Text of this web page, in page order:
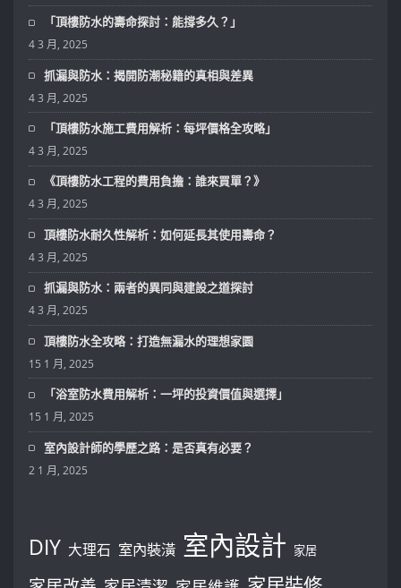
「頂樓防水的壽命探討：能撐多久？」
4 3 月, 2025
抓漏與防水：揭開防潮秘籍的真相與差異
4 3 月, 2025
「頂樓防水施工費用解析：每坪價格全攻略」
4 3 月, 2025
《頂樓防水工程的費用負擔：誰來買單？》
4 3 月, 2025
頂樓防水耐久性解析：如何延長其使用壽命？
4 3 月, 2025
抓漏與防水：兩者的異同與建設之道探討
4 3 月, 2025
頂樓防水全攻略：打造無漏水的理想家園
15 1 月, 2025
「浴室防水費用解析：一坪的投資價值與選擇」
15 1 月, 2025
室內設計師的學歷之路：是否真有必要？
2 1 月, 2025
DIY 大理石 室內裝潢 室內設計 家居